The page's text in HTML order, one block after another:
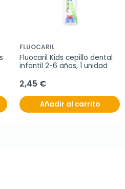
FLUOCARIL
Fluocaril Kids cepillo dental
infantil 2-6 años, 1 unidad
2,45 €
Añadir al carrito